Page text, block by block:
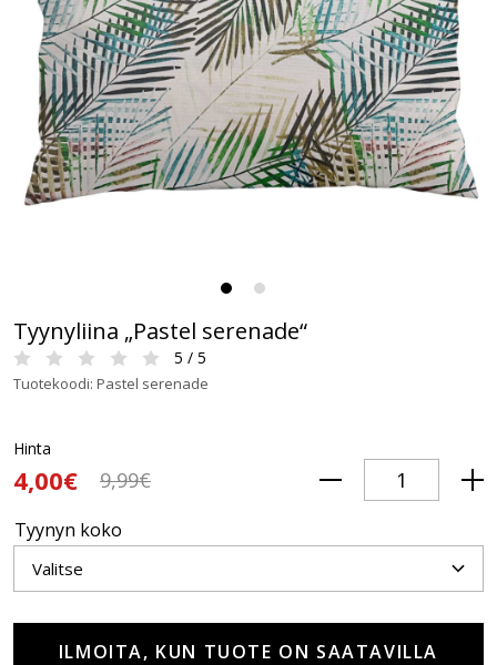
Tyynyliina „Pastel serenade“
5 / 5
Tuotekoodi: Pastel serenade
Hinta
4,00€ 9,99€
Tyynyn koko
ILMOITA, KUN TUOTE ON SAATAVILLA